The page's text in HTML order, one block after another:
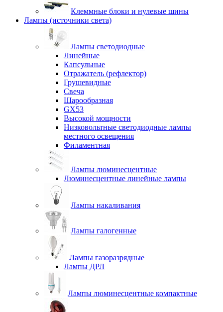
Клеммные блоки и нулевые шины
Лампы (источники света)
Лампы светодиодные
Линейные
Капсульные
Отражатель (рефлектор)
Грушевидные
Свеча
Шарообразная
GX53
Высокой мощности
Низковольтные светодиодные лампы
местного освещения
Филаментная
Лампы люминесцентные
Люминесцентные линейные лампы
Лампы накаливания
Лампы галогенные
Лампы газоразрядные
Лампы ДРЛ
Лампы люминесцентные компактные